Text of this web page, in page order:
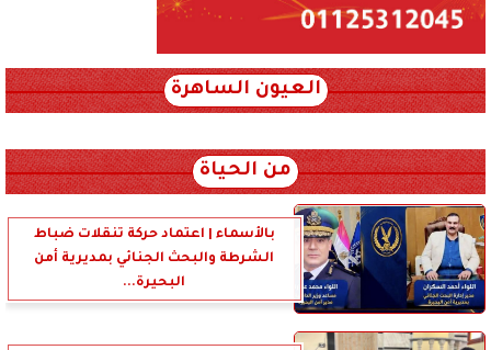
العيون الساهرة
من الحياة
بالأسماء | اعتماد حركة تنقلات ضباط
الشرطة والبحث الجنائي بمديرية أمن
البحيرة...